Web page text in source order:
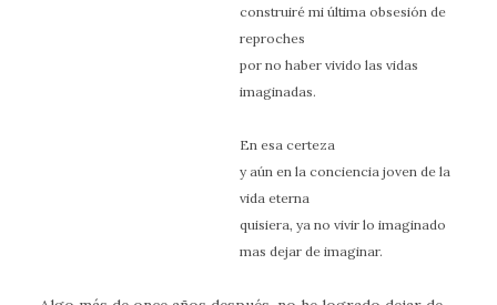
construiré mi última obsesión de
reproches
por no haber vivido las vidas
imaginadas.
En esa certeza
y aún en la conciencia joven de la
vida eterna
quisiera, ya no vivir lo imaginado
mas dejar de imaginar.